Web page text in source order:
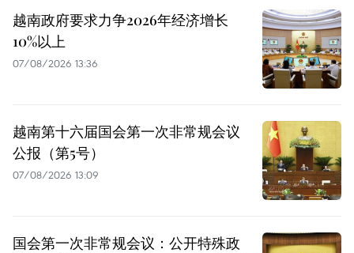
越南政府要求力争2026年经济增长
10%以上
07/08/2026 13:36
越南第十六届国会第一次非常规会议
公报（第5号）
07/08/2026 13:09
国会第一次非常规会议：公开特殊政